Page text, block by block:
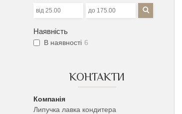
Наявність
В наявності 6
КОНТАКТИ
Липучка лавка кондитера